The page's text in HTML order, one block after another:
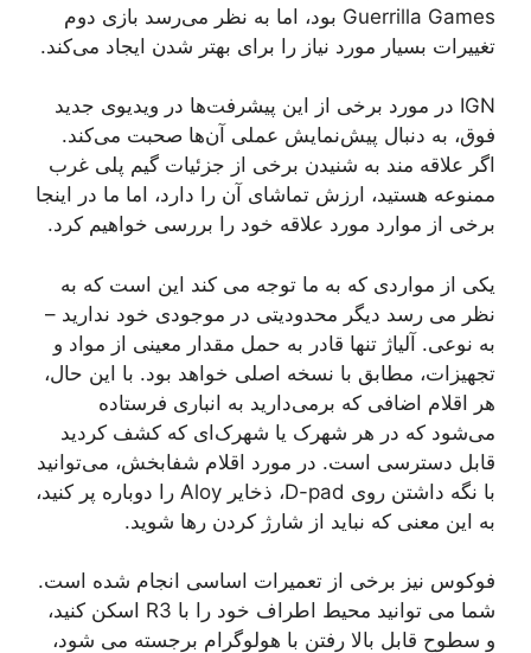
Guerrilla Games بود، اما به نظر می‌رسد بازی دوم
تغییرات بسیار مورد نیاز را برای بهتر شدن ایجاد می‌کند.
IGN در مورد برخی از این پیشرفت‌ها در ویدیوی جدید
فوق، به دنبال پیش‌نمایش عملی آن‌ها صحبت می‌کند.
اگر علاقه مند به شنیدن برخی از جزئیات گیم پلی غرب
ممنوعه هستید، ارزش تماشای آن را دارد، اما ما در اینجا
برخی از موارد مورد علاقه خود را بررسی خواهیم کرد.
یکی از مواردی که به ما توجه می کند این است که به
نظر می رسد دیگر محدودیتی در موجودی خود ندارید –
به نوعی. آلیاژ تنها قادر به حمل مقدار معینی از مواد و
تجهیزات، مطابق با نسخه اصلی خواهد بود. با این حال،
هر اقلام اضافی که برمی‌دارید به انباری فرستاده
می‌شود که در هر شهرک یا شهرک‌ای که کشف کردید
قابل دسترسی است. در مورد اقلام شفابخش، می‌توانید
با نگه داشتن روی D-pad، ذخایر Aloy را دوباره پر کنید،
به این معنی که نباید از شارژ کردن رها شوید.
فوکوس نیز برخی از تعمیرات اساسی انجام شده است.
شما می توانید محیط اطراف خود را با R3 اسکن کنید،
و سطوح قابل بالا رفتن با هولوگرام برجسته می شود،